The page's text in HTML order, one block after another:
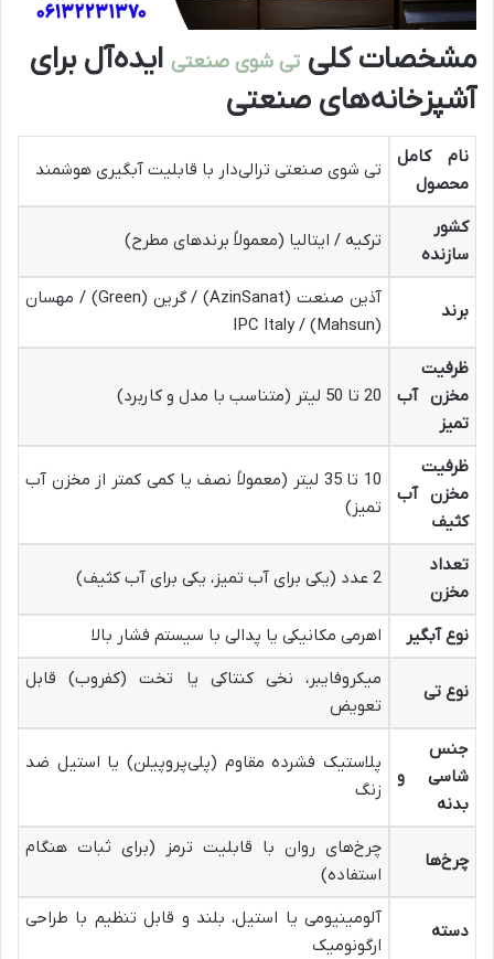
مشخصات کلی تی شوی صنعتی ایده‌آل برای
آشپزخانه‌های صنعتی
نام کامل
محصول
تی شوی صنعتی ترالی‌دار با قابلیت آبگیری هوشمند
کشور
سازنده
ترکیه / ایتالیا (معمولاً برندهای مطرح)
برند
آذین صنعت (AzinSanat) / گرین (Green) / مهسان
(Mahsun) / IPC Italy
ظرفیت
مخزن آب
تمیز
20 تا 50 لیتر (متناسب با مدل و کاربرد)
ظرفیت
مخزن آب
کثیف
10 تا 35 لیتر (معمولاً نصف یا کمی کمتر از مخزن آب
تمیز)
تعداد
مخزن
2 عدد (یکی برای آب تمیز، یکی برای آب کثیف)
نوع آبگیر اهرمی مکانیکی یا پدالی با سیستم فشار بالا
نوع تی
میکروفایبر، نخی کنتاکی یا تخت (کفروب) قابل
تعویض
جنس
شاسی و
بدنه
پلاستیک فشرده مقاوم (پلی‌پروپیلن) یا استیل ضد
زنگ
چرخ‌ها
چرخ‌های روان با قابلیت ترمز (برای ثبات هنگام
استفاده)
دسته
آلومینیومی یا استیل، بلند و قابل تنظیم با طراحی
ارگونومیک